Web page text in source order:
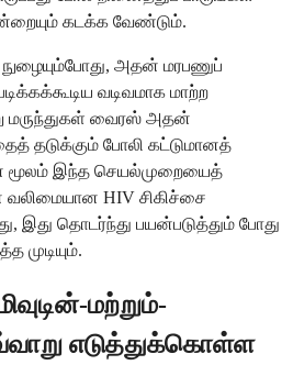
கடக்க வேண்டும்.
​​அதன் மரபணுப்
வடிவமாக மாற்ற
மருந்துகள் வைரஸ் அதன்
தடுக்கும் போலி கட்டுமானத்
இந்த செயல்முறையைத்
வலிமையான HIV சிகிச்சை
இது தொடர்ந்து பயன்படுத்தும் போது
முடியும்.
மற்றும்-
எடுத்துக்கொள்ள